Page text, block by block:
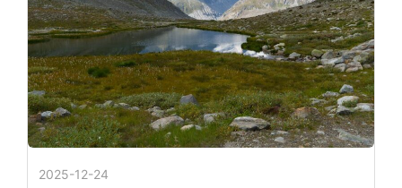
2025-12-24